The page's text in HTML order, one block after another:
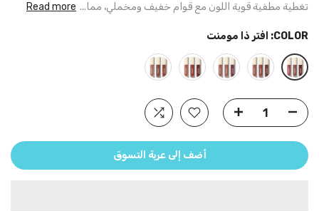
تغطية مطفية قوية اللون مع قوام خفيف ومخملي، مما... Read more
COLOR: افتر ذا مومنت
أضف إلى عربة التسوق